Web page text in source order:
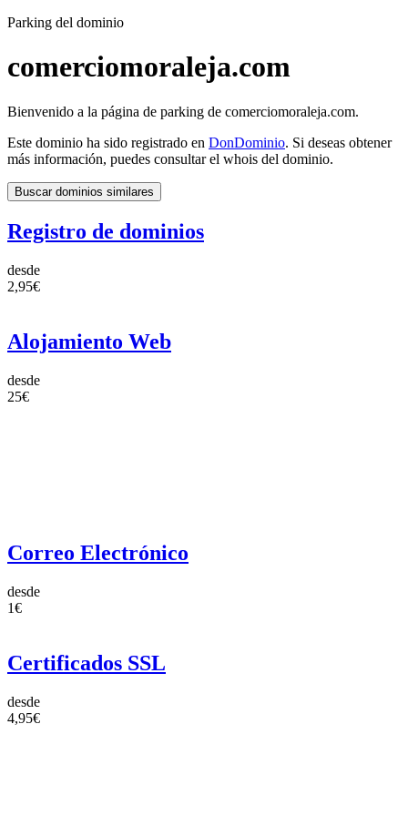
Parking del dominio
comerciomoraleja.com
Bienvenido a la página de parking de comerciomoraleja.com.
Este dominio ha sido registrado en DonDominio. Si deseas obtener
más información, puedes consultar el whois del dominio.
Buscar dominios similares
Registro de dominios
desde
2,95€
Alojamiento Web
desde
25€
Correo Electrónico
desde
1€
Certificados SSL
desde
4,95€